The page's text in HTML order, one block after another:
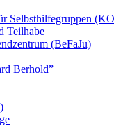
Selbsthilfegruppen
Teilhabe
(BeFaJu)
Berhold”